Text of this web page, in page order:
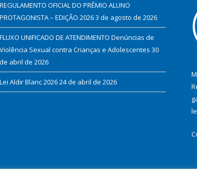
REGULAMENTO OFICIAL DO PRÊMIO ALUNO
PROTAGONISTA – EDIÇÃO 20263 de agosto de 2026
FLUXO UNIFICADO DE ATENDIMENTO Denúncias de
Violência Sexual contra Crianças e Adolescentes 30
de abril de 2026
Lei Aldir Blanc 202624 de abril de 2026